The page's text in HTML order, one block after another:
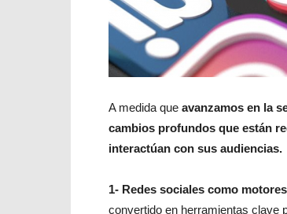
A medida que avanzamos en la
cambios profundos que están
interactúan con sus audiencias.
1- Redes sociales como
convertido en herramientas clave